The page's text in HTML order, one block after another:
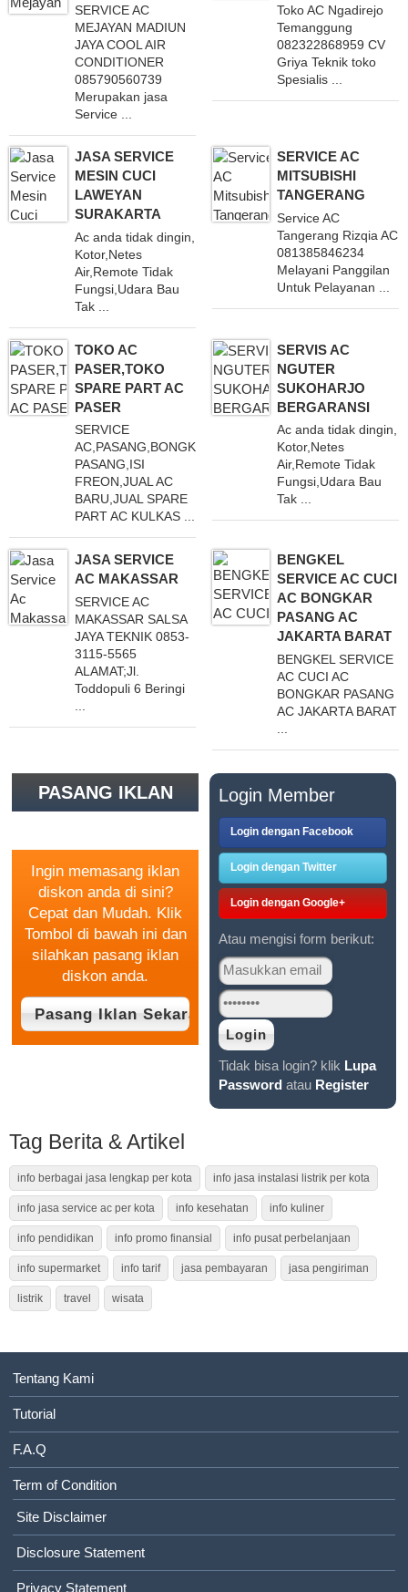
SERVICE AC
MEJAYAN MADIUN
JAYA COOL AIR
CONDITIONER
085790560739
Merupakan jasa
Service ...
Toko AC Ngadirejo
Temanggung
082322868959 CV
Griya Teknik toko
Spesialis ...
JASA SERVICE
MESIN CUCI
LAWEYAN
SURAKARTA
Ac anda tidak dingin,
Kotor,Netes
Air,Remote Tidak
Fungsi,Udara Bau
Tak ...
SERVICE AC
MITSUBISHI
TANGERANG
Service AC
Tangerang Rizqia AC
081385846234
Melayani Panggilan
Untuk Pelayanan ...
TOKO AC
PASER,TOKO
SPARE PART AC
PASER
SERVICE
AC,PASANG,BONGKAR
PASANG,ISI
FREON,JUAL AC
BARU,JUAL SPARE
PART AC KULKAS ...
SERVIS AC
NGUTER
SUKOHARJO
BERGARANSI
Ac anda tidak dingin,
Kotor,Netes
Air,Remote Tidak
Fungsi,Udara Bau
Tak ...
JASA SERVICE
AC MAKASSAR
SERVICE AC
MAKASSAR SALSA
JAYA TEKNIK 0853-
3115-5565
ALAMAT;Jl.
Toddopuli 6 Beringi
BENGKEL
SERVICE AC CUCI
AC BONGKAR
PASANG AC
JAKARTA BARAT
BENGKEL SERVICE
AC CUCI AC
BONGKAR PASANG
AC JAKARTA BARAT
PASANG IKLAN
Ingin memasang iklan
diskon anda di sini?
Cepat dan Mudah. Klik
Tombol di bawah ini dan
silahkan pasang iklan
diskon anda.
Login Member
Login dengan Facebook
Login dengan Twitter
Login dengan Google+
Atau mengisi form berikut:
Tidak bisa login? klik Lupa
Password atau Register
Tag Berita & Artikel
info berbagai jasa lengkap per kota info jasa instalasi listrik per kota
info jasa service ac per kota info kesehatan info kuliner
info pendidikan info promo finansial info pusat perbelanjaan
info supermarket info tarif jasa pembayaran jasa pengiriman
listrik travel wisata
Tentang Kami
Tutorial
F.A.Q
Term of Condition
Site Disclaimer
Disclosure Statement
Privacy Statement